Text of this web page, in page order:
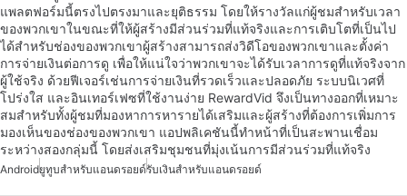
แพลตฟอร์มนี้ตรงไปตรงมาและยุติธรรม โดยให้รางวัลแก่ผู้ชมสำหรับเวลา
ของพวกเขาในขณะที่ให้ผู้สร้างมีส่วนร่วมที่แท้จริงและการเติบโตที่เป็นไป
ได้สำหรับช่องของพวกเขาผู้สร้างสามารถส่งวิดีโอของพวกเขาและตั้งค่า
การจ่ายเงินต่อการดู เพื่อให้แน่ใจว่าพวกเขาจะได้รับเวลาการดูที่แท้จริงจาก
ผู้ใช้จริง ด้วยฟีเจอร์เช่นการจ่ายเงินที่รวดเร็วและปลอดภัย ระบบนิเวศที่
โปร่งใส และอินเทอร์เฟซที่ใช้งานง่าย RewardVid จึงเป็นทางออกที่เหมาะ
สมสำหรับทั้งผู้ชมที่มองหาการหารายได้เสริมและผู้สร้างที่ต้องการเพิ่มการ
มองเห็นของช่องของพวกเขา แอปพลิเคชันนี้ทำหน้าที่เป็นสะพานเชื่อม
ระหว่างสองกลุ่มนี้ โดยส่งเสริมชุมชนที่มุ่งเน้นการมีส่วนร่วมที่แท้จริง
Androidยูทูบสำหรับแอนดรอยด์รับเงินสำหรับแอนดรอยด์